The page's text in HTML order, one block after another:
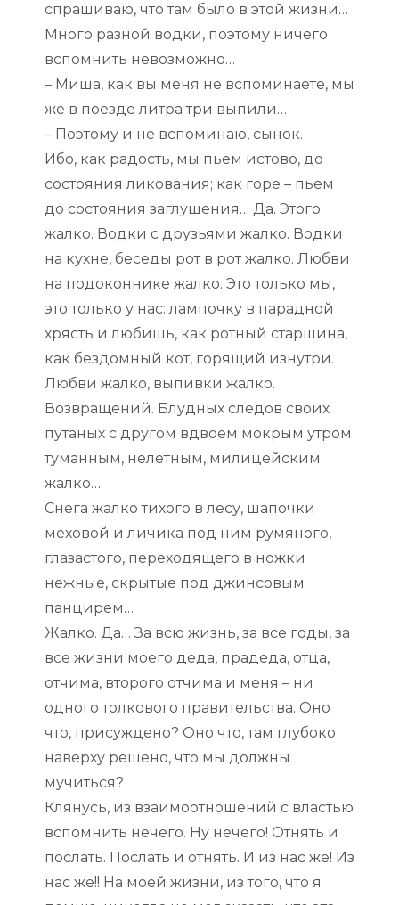
спрашиваю, что там было в этой жизни…
Много разной водки, поэтому ничего
вспомнить невозможно…
– Миша, как вы меня не вспоминаете, мы
же в поезде литра три выпили…
– Поэтому и не вспоминаю, сынок.
Ибо, как радость, мы пьем истово, до
состояния ликования; как горе – пьем
до состояния заглушения… Да. Этого
жалко. Водки с друзьями жалко. Водки
на кухне, беседы рот в рот жалко. Любви
на подоконнике жалко. Это только мы,
это только у нас: лампочку в парадной
хрясть и любишь, как ротный старшина,
как бездомный кот, горящий изнутри.
Любви жалко, выпивки жалко.
Возвращений. Блудных следов своих
путаных с другом вдвоем мокрым утром
туманным, нелетным, милицейским
жалко…
Снега жалко тихого в лесу, шапочки
меховой и личика под ним румяного,
глазастого, переходящего в ножки
нежные, скрытые под джинсовым
панцирем…
Жалко. Да… За всю жизнь, за все годы, за
все жизни моего деда, прадеда, отца,
отчима, второго отчима и меня – ни
одного толкового правительства. Оно
что, присуждено? Оно что, там глубоко
наверху решено, что мы должны
мучиться?
Клянусь, из взаимоотношений с властью
вспомнить нечего. Ну нечего! Отнять и
послать. Послать и отнять. И из нас же! Из
нас же!! На моей жизни, из того, что я